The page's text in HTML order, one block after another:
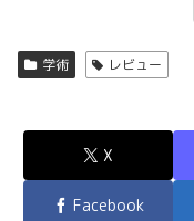
学術 レビュー
X
Facebook